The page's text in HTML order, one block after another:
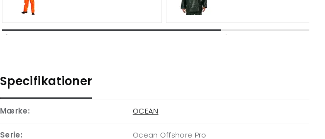
Specifikationer
Mærke: OCEAN
Serie: Ocean Offshore Pro